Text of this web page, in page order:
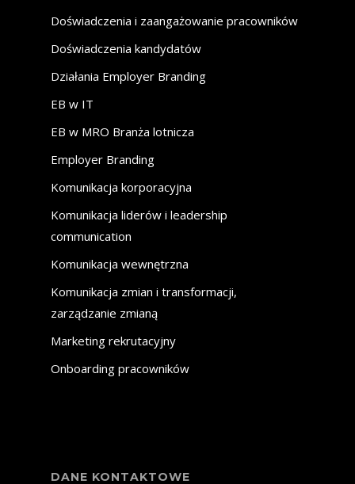
Doświadczenia i zaangażowanie pracowników
Doświadczenia kandydatów
Działania Employer Branding
EB w IT
EB w MRO Branża lotnicza
Employer Branding
Komunikacja korporacyjna
Komunikacja liderów i leadership
communication
Komunikacja wewnętrzna
Komunikacja zmian i transformacji,
zarządzanie zmianą
Marketing rekrutacyjny
Onboarding pracowników
DANE KONTAKTOWE